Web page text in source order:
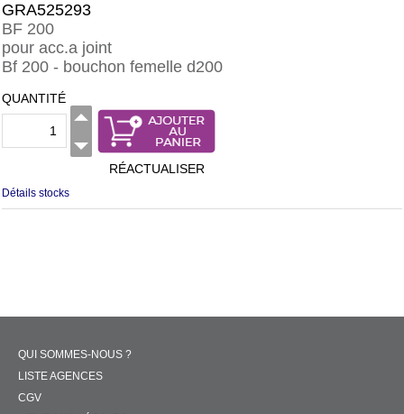
GRA525293
BF 200
pour acc.a joint
Bf 200 - bouchon femelle d200
QUANTITÉ
RÉACTUALISER
Détails stocks
QUI SOMMES-NOUS ?
LISTE AGENCES
CGV